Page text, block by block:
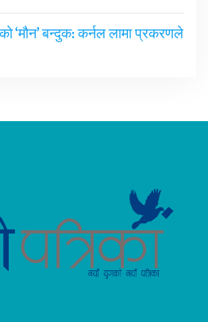
‘मौन’ बन्दुक: कर्नल लामा प्रकरणले